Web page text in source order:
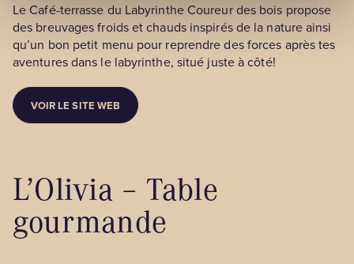
Le Café-terrasse du Labyrinthe Coureur des bois propose
des breuvages froids et chauds inspirés de la nature ainsi
qu’un bon petit menu pour reprendre des forces après tes
aventures dans le labyrinthe, situé juste à côté!
VOIR LE SITE WEB
L’Olivia – Table
gourmande